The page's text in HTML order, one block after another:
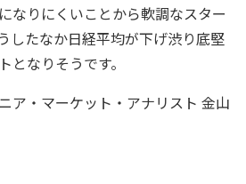
なりにくいことから軟調なスター
したなか日経平均が下げ渋り底堅
となりそうです。
ア・マーケット・アナリスト 金山